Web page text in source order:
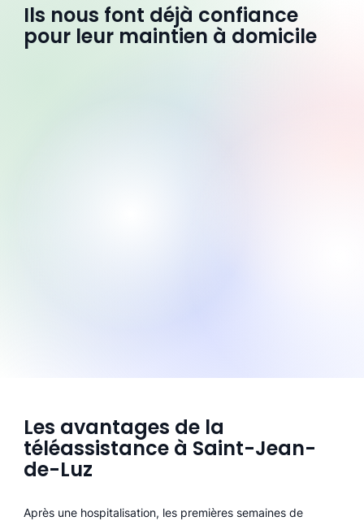
Ils nous font déjà confiance
pour leur maintien à domicile
Les avantages de la
téléassistance à Saint-Jean-
de-Luz
Après une hospitalisation, les premières semaines de